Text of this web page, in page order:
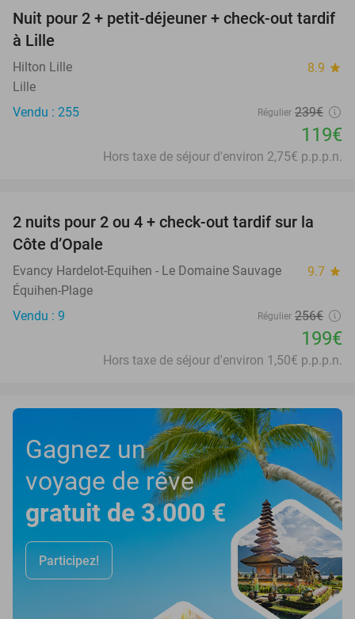
50%
Nuit pour 2 + petit-déjeuner + check-out tardif
à Lille
Hilton Lille 8.9 star
Lille
Vendu : 255
Régulier 239€
119€
Hors taxe de séjour d'environ 2,75€ p.p.p.n.
22%
2 nuits pour 2 ou 4 + check-out tardif sur la
Côte d’Opale
Evancy Hardelot-Equihen - Le Domaine Sauvage 9.7 star
Équihen-Plage
Vendu : 9
Régulier 256€
199€
Hors taxe de séjour d'environ 1,50€ p.p.p.n.
Gagnez un
voyage de rêve
gratuit de 3.000 €
Participez!